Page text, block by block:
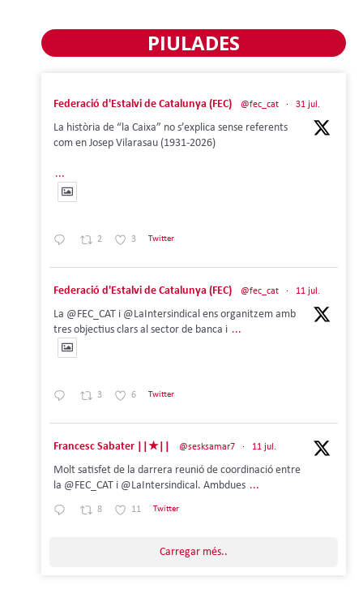
PIULADES
Federació d'Estalvi de Catalunya (FEC) @fec_cat · 31 jul.
La història de “la Caixa” no s’explica sense referents
com en Josep Vilarasau (1931-2026)
...
2 3 Twitter
Federació d'Estalvi de Catalunya (FEC) @fec_cat · 11 jul.
La @FEC_CAT i @LaIntersindical ens organitzem amb
tres objectius clars al sector de banca i ...
3 6 Twitter
Francesc Sabater ||★|| @sesksamar7 · 11 jul.
Molt satisfet de la darrera reunió de coordinació entre
la @FEC_CAT i @LaIntersindical. Ambdues ...
8 11 Twitter
Carregar més..